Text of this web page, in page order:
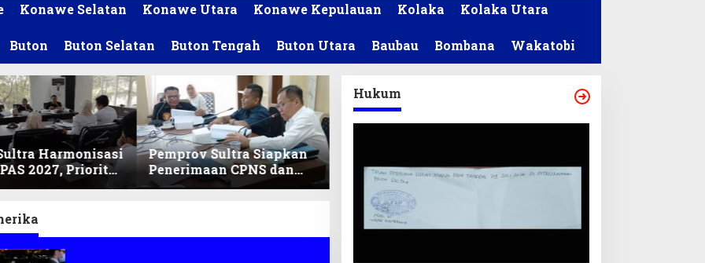
Konawe Selatan Konawe Utara Konawe Kepulauan Kolaka Kolaka Utara
Buton Buton Selatan Buton Tengah Buton Utara Baubau Bombana Wakatobi
Harmonisasi
2027, Prioritas
Kebudayaan,
Pemprov Sultra Siapkan
Penerimaan CPNS dan
PPPK 2027, DPRD Sultra
Hukum